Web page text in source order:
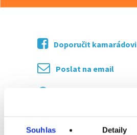
Souhlas Detaily
Doporučit kamarádovi
Poslat na email